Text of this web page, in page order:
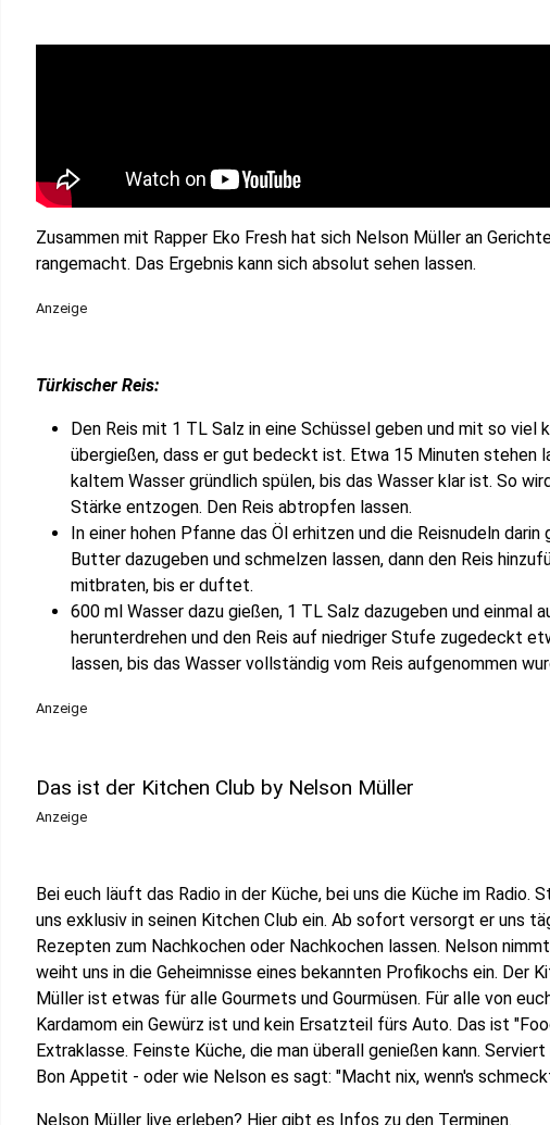
Zusammen mit Rapper Eko Fresh hat sich Nelson Müller an
rangemacht. Das Ergebnis kann sich absolut sehen lassen.
Anzeige
Türkischer Reis:
Den Reis mit 1 TL Salz in eine Schüssel geben und mit so viel
übergießen, dass er gut bedeckt ist. Etwa 15 Minuten stehen
kaltem Wasser gründlich spülen, bis das Wasser klar ist. So
Stärke entzogen. Den Reis abtropfen lassen.
In einer hohen Pfanne das Öl erhitzen und die Reisnudeln
Butter dazugeben und schmelzen lassen, dann den Reis
mitbraten, bis er duftet.
600 ml Wasser dazu gießen, 1 TL Salz dazugeben und einmal
herunterdrehen und den Reis auf niedriger Stufe zugedeckt
lassen, bis das Wasser vollständig vom Reis aufgenommen
Anzeige
Das ist der Kitchen Club by Nelson Müller
Anzeige
Bei euch läuft das Radio in der Küche, bei uns die Küche im Radio.
uns exklusiv in seinen Kitchen Club ein. Ab sofort versorgt er uns
Rezepten zum Nachkochen oder Nachkochen lassen. Nelson
weiht uns in die Geheimnisse eines bekannten Profikochs ein. Der
Müller ist etwas für alle Gourmets und Gourmüsen. Für alle von
Kardamom ein Gewürz ist und kein Ersatzteil fürs Auto. Das ist
Extraklasse. Feinste Küche, die man überall genießen kann.
Bon Appetit - oder wie Nelson es sagt: "Macht nix, wenn's
Nelson Müller live erleben? Hier gibt es Infos zu den Terminen.